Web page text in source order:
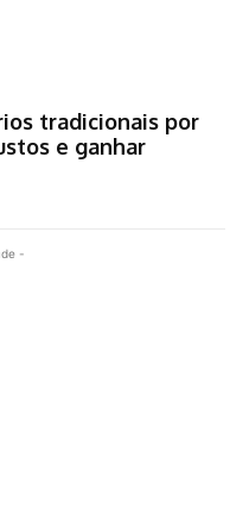
tradicionais por
e ganhar
-